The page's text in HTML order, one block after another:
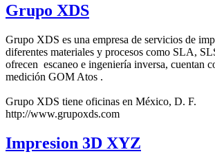
Grupo XDS
Grupo XDS es una empresa de servicios de
diferentes materiales y procesos como SLA,
ofrecen escaneo e ingeniería inversa, cuentan
medición GOM Atos .
Grupo XDS tiene oficinas en México, D. F.
http://www.grupoxds.com
Impresion 3D XYZ